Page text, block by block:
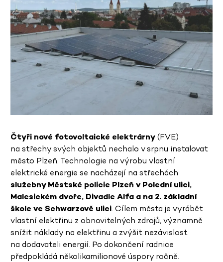
Čtyři nové fotovoltaické elektrárny(FVE)
na střechy svých objektů nechalo v srpnu instalovat
město Plzeň. Technologie na výrobu vlastní
elektrické energie se nacházejí na střechách
služebny Městské policie Plzeň v Polední ulici,
Malesickém dvoře, Divadle Alfa a na 2. základní
škole ve Schwarzově ulici. Cílem města je vyrábět
vlastní elektřinu z obnovitelných zdrojů, významně
snížit náklady na elektřinu a zvýšit nezávislost
na dodavateli energií. Po dokončení radnice
předpokládá několikamilionové úspory ročně.